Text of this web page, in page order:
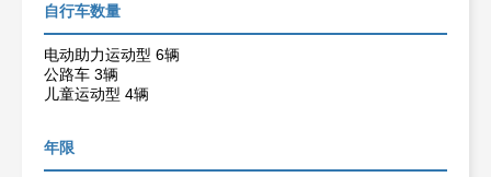
自行车数量
电动助力运动型 6辆
公路车 3辆
儿童运动型 4辆
年限